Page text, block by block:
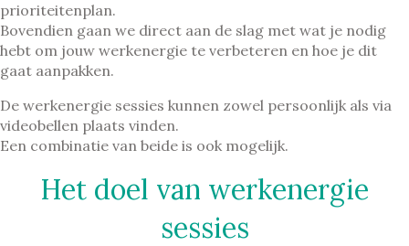
prioriteitenplan.
Bovendien gaan we direct aan de slag met wat je nodig
hebt om jouw werkenergie te verbeteren en hoe je dit
gaat aanpakken.
De werkenergie sessies kunnen zowel persoonlijk als via
videobellen plaats vinden.
Een combinatie van beide is ook mogelijk.
Het doel van werkenergie
sessies